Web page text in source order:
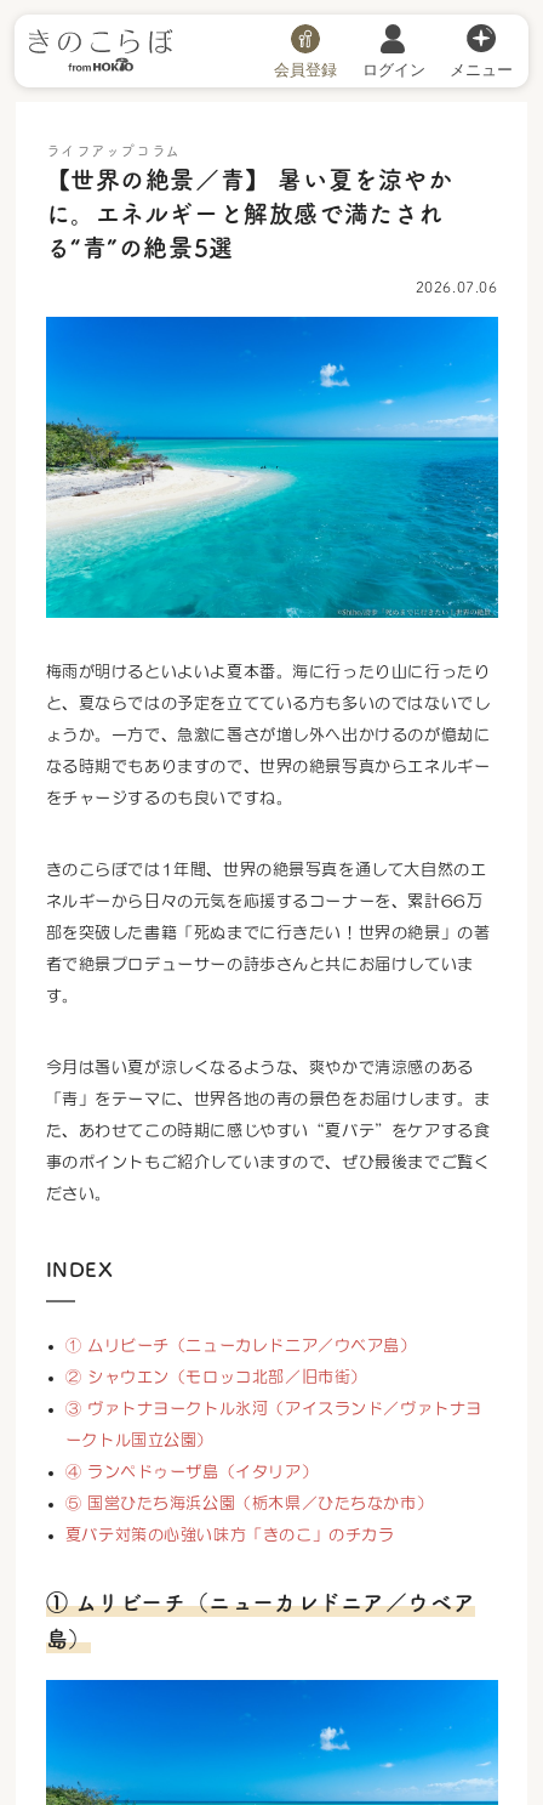
会員登録 ログイン メニュー
ライフアップコラム
【世界の絶景／青】 暑い夏を涼やか
に。エネルギーと解放感で満たされ
る“青”の絶景5選
2026.07.06
梅雨が明けるといよいよ夏本番。海に行ったり山に行ったり
と、夏ならではの予定を立てている方も多いのではないでし
ょうか。一方で、急激に暑さが増し外へ出かけるのが億劫に
なる時期でもありますので、世界の絶景写真からエネルギー
をチャージするのも良いですね。
きのこらぼでは1年間、世界の絶景写真を通して大自然のエ
ネルギーから日々の元気を応援するコーナーを、累計66万
部を突破した書籍「死ぬまでに行きたい！世界の絶景」の著
者で絶景プロデューサーの詩歩さんと共にお届けしていま
す。
今月は暑い夏が涼しくなるような、爽やかで清涼感のある
「青」をテーマに、世界各地の青の景色をお届けします。ま
た、あわせてこの時期に感じやすい“夏バテ”をケアする食
事のポイントもご紹介していますので、ぜひ最後までご覧く
ださい。
INDEX
① ムリビーチ（ニューカレドニア／ウベア島）
② シャウエン（モロッコ北部／旧市街）
③ ヴァトナヨークトル氷河（アイスランド／ヴァトナヨ
ークトル国立公園）
④ ランペドゥーザ島（イタリア）
⑤ 国営ひたち海浜公園（栃木県／ひたちなか市）
夏バテ対策の心強い味方「きのこ」のチカラ
① ムリビーチ（ニューカレドニア／ウベア
島）